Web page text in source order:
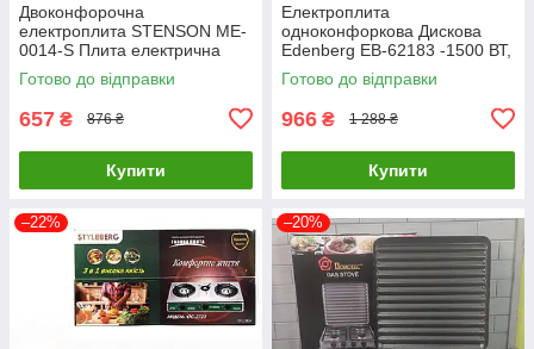
Двоконфорочна
електроплита STENSON ME-
0014-S Плита електрична
настільна
Готово до відправки
657 ₴ 876 ₴
Купити
Електроплита
одноконфоркова Дискова
Edenberg EB-62183 -1500 ВТ,
мініплада 1 конфорка
настільна побутова
Готово до відправки
966 ₴ 1 288 ₴
Купити
–22% –20%